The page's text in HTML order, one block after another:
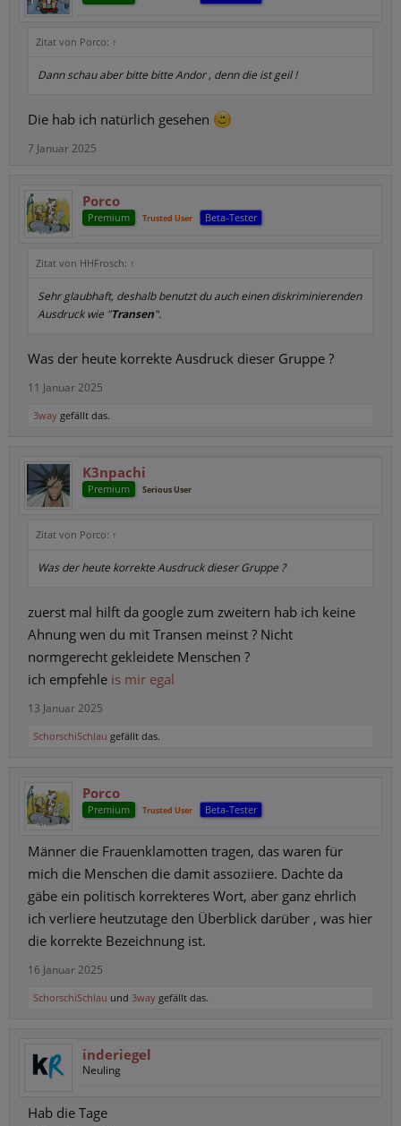
Zitat von Porco: ↑
Dann schau aber bitte bitte Andor , denn die ist geil !
Die hab ich natürlich gesehen
7 Januar 2025
Porco
Premium Trusted User Beta-Tester
Zitat von HHFrosch: ↑
Sehr glaubhaft, deshalb benutzt du auch einen diskriminierenden
Ausdruck wie "Transen".
Was der heute korrekte Ausdruck dieser Gruppe ?
11 Januar 2025
3way gefällt das.
K3npachi
Premium Serious User
Zitat von Porco: ↑
Was der heute korrekte Ausdruck dieser Gruppe ?
zuerst mal hilft da google zum zweitern hab ich keine
Ahnung wen du mit Transen meinst ? Nicht
normgerecht gekleidete Menschen ?
ich empfehle is mir egal
13 Januar 2025
SchorschiSchlau gefällt das.
Porco
Premium Trusted User Beta-Tester
Männer die Frauenklamotten tragen, das waren für
mich die Menschen die damit assoziiere. Dachte da
gäbe ein politisch korrekteres Wort, aber ganz ehrlich
ich verliere heutzutage den Überblick darüber , was hier
die korrekte Bezeichnung ist.
16 Januar 2025
SchorschiSchlau und 3way gefällt das.
inderiegel
Neuling
Hab die Tage